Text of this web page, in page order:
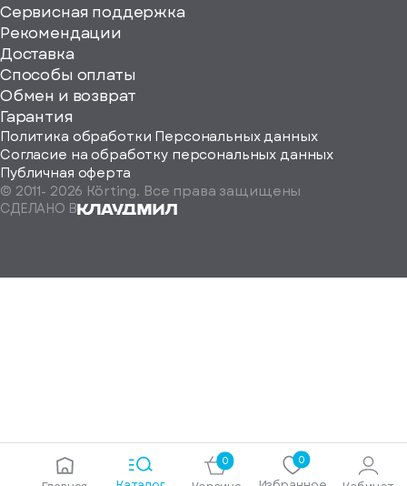
Сервисная поддержка
Рекомендации
Доставка
Способы оплаты
Обмен и возврат
Гарантия
Политика обработки Персональных данных
Согласие на обработку персональных данных
Публичная оферта
© 2011- 2026 Körting. Все права защищены
СДЕЛАНО В
0 0
Определить
на-
Самара